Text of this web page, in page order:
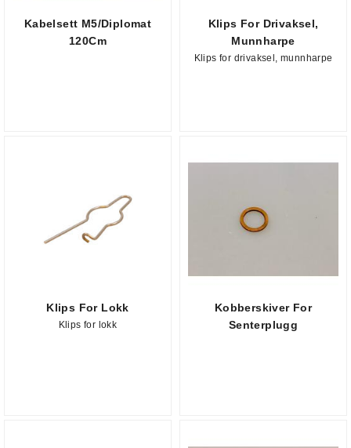
Kabelsett M5/Diplomat
120Cm
Klips For Drivaksel,
Munnharpe
Klips for drivaksel, munnharpe
Klips For Lokk
Klips for lokk
Kobberskiver For
Senterplugg